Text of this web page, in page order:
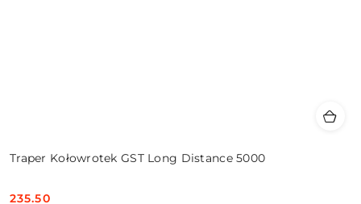
Traper Kołowrotek GST Long Distance 5000
235.50